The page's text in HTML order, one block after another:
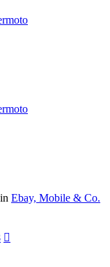
Ebay, Mobile & Co.